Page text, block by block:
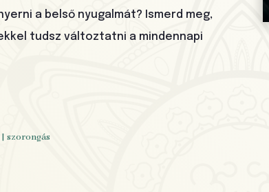
a belső nyugalmát? Ismerd meg,
tudsz változtatni a mindennapi
|szorongás